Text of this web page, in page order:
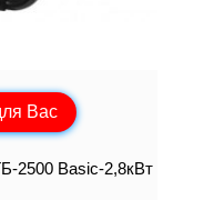
Вас
2500 Basic-2,8кВт